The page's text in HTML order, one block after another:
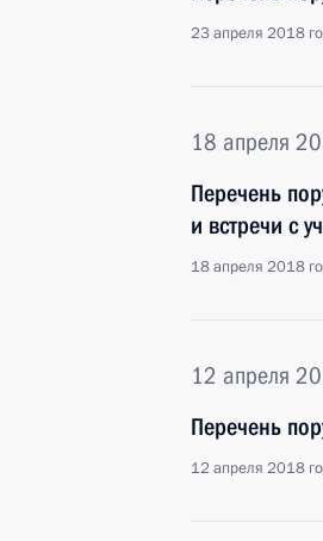
23 апреля 2018
18 апреля
Перечень
и встречи с
18 апреля 2018
12 апреля
Перечень
12 апреля 2018